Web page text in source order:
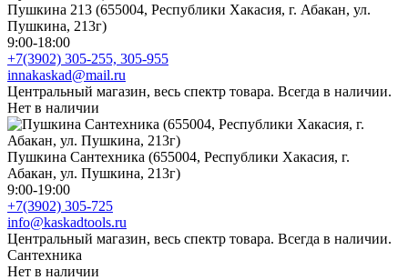
Пушкина 213 (655004, Республики Хакасия, г. Абакан, ул.
Пушкина, 213г)
9:00-18:00
+7(3902) 305-255, 305-955
innakaskad@mail.ru
Центральный магазин, весь спектр товара. Всегда в наличии.
Нет в наличии
Пушкина Сантехника (655004, Республики Хакасия, г.
Абакан, ул. Пушкина, 213г)
9:00-19:00
+7(3902) 305-725
info@kaskadtools.ru
Центральный магазин, весь спектр товара. Всегда в наличии.
Сантехника
Нет в наличии